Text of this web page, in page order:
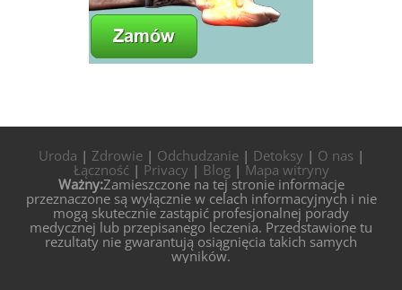
Uroda | Zdrowie| Odchudzanie| Detoksy | O nas |
Łączność | Privacy | Blog| Mapa witryny
Ważny:Zamieszczone na tej stronie informacje
przeznaczone są wyłącznie w celach informacyjnych i nie
mogą skutecznie zastąpić profesjonalnej porady
medycznej lub przepisanego leczenia. Przedstawione tu
rezultaty nie gwarantują osiągnięcia takich samych
wyników.